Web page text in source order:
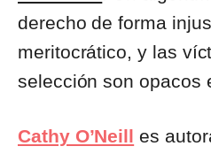
derecho de forma
meritocrático, y las
selección son opacos
Cathy O’Neill es